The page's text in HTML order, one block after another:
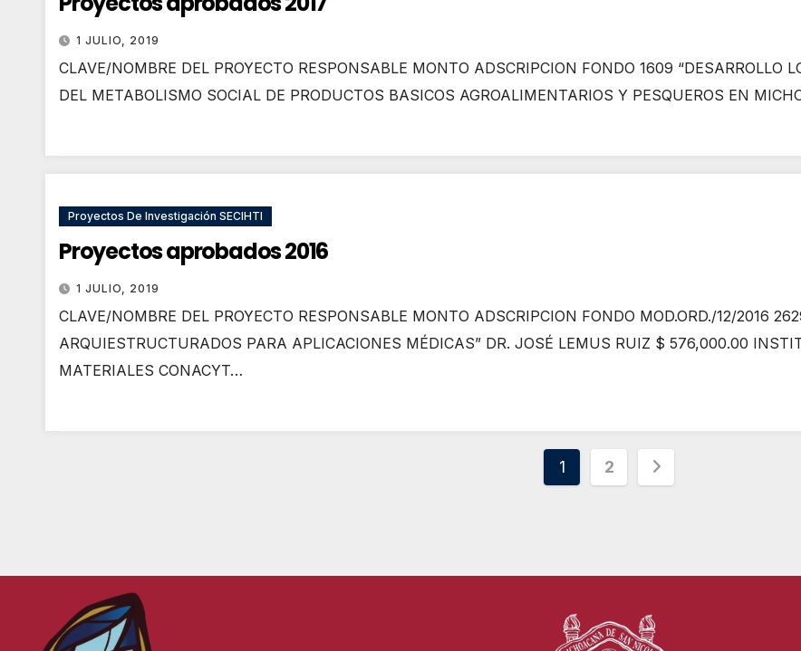
1 JULIO, 2019
CLAVE/NOMBRE DEL PROYECTO RESPONSABLE MONTO ADSCRIPCION FONDO 1609 “DESARROLLO
DEL METABOLISMO SOCIAL DE PRODUCTOS BASICOS AGROALIMENTARIOS Y PESQUEROS EN
Proyectos De Investigación SECIHTI
Proyectos aprobados 2016
1 JULIO, 2019
CLAVE/NOMBRE DEL PROYECTO RESPONSABLE MONTO ADSCRIPCION FONDO MOD.ORD./12/2016
ARQUIESTRUCTURADOS PARA APLICACIONES MÉDICAS” DR. JOSÉ LEMUS RUIZ $ 576,000.00
MATERIALES CONACYT…
Paginación
1 2